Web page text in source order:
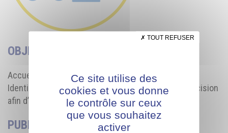
OBJECTIF
Accueillir et mettre en confiance le client
Identifier et analyser les besoins du client avec précision
afin d’optimiser les chances de réussite de la vente.
PUBLIC
Ce site utilise des
cookies et vous donne
le contrôle sur ceux
que vous souhaitez
activer
TOUT REFUSER